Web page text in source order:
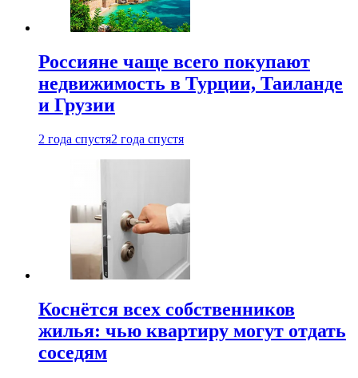
Россияне чаще всего покупают
недвижимость в Турции, Таиланде
и Грузии
2 года спустя2 года спустя
Коснётся всех собственников
жилья: чью квартиру могут отдать
соседям